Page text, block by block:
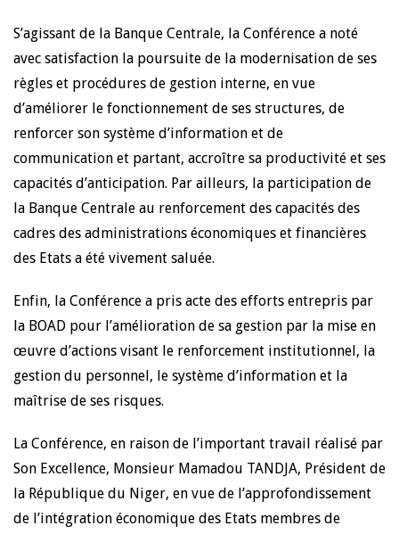
S’agissant de la Banque Centrale, la Conférence a noté
avec satisfaction la poursuite de la modernisation de ses
règles et procédures de gestion interne, en vue
d’améliorer le fonctionnement de ses structures, de
renforcer son système d’information et de
communication et partant, accroître sa productivité et ses
capacités d’anticipation. Par ailleurs, la participation de
la Banque Centrale au renforcement des capacités des
cadres des administrations économiques et financières
des Etats a été vivement saluée.
Enfin, la Conférence a pris acte des efforts entrepris par
la BOAD pour l’amélioration de sa gestion par la mise en
œuvre d’actions visant le renforcement institutionnel, la
gestion du personnel, le système d’information et la
maîtrise de ses risques.
La Conférence, en raison de l’important travail réalisé par
Son Excellence, Monsieur Mamadou TANDJA, Président de
la République du Niger, en vue de l’approfondissement
de l’intégration économique des Etats membres de